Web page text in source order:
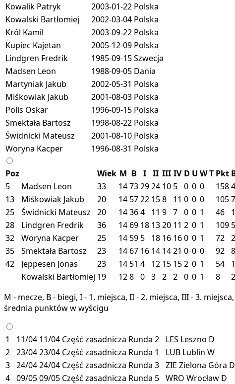
Kowalik Patryk
2003-01-22 Polska
Kowalski Bartłomiej
2002-03-04 Polska
Król Kamil
2003-09-22 Polska
Kupiec Kajetan
2005-12-09 Polska
Lindgren Fredrik
1985-09-15Szwecja
Madsen Leon
1988-09-05 Dania
Martyniak Jakub
2002-05-31 Polska
Miśkowiak Jakub
2001-08-03 Polska
Polis Oskar
1996-09-15 Polska
Smektała Bartosz
1998-08-22 Polska
Świdnicki Mateusz
2001-08-10 Polska
Woryna Kacper
1996-08-31 Polska
Poz Wiek M B I II III IV D U WT Pkt
5
Madsen Leon 33 14732924 10 5 0 0 0 1584
13
Miśkowiak Jakub 20 14 5722 158 11 0 0 0 1057
25
Świdnicki Mateusz 20 14364 11 9 7 0 0 1 46
28
Lindgren Fredrik 36 14 69 18 1320 11 2 0 1 109 5
32
Woryna Kacper 25 14 59 5 18 16 160 0 1 72
35
Smektała Bartosz 23 14 67 16 14 1421 0 0 0 92 8
42
Jeppesen Jonas 23 14 51 4 12 15 152 0 1 54
Kowalski Bartłomiej 19 128 0 3 2 2 0 0 1 8 2
M - mecze, B - biegi, I - 1. miejsca, II - 2. miejsca, III - 3.
średnia punktów w wyścigu
1 11/04 11/04 Część zasadnicza Runda 2 LES Leszno D
2 23/0423/04 Część zasadnicza Runda 1 LUB Lublin W
3 24/0424/04 Część zasadnicza Runda 3 ZIE Zielona Góra D
4 09/0509/05 Część zasadnicza Runda 5 WRO Wrocław D